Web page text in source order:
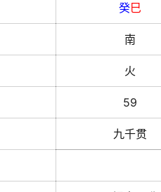
癸巳
南
火
59
九千贯